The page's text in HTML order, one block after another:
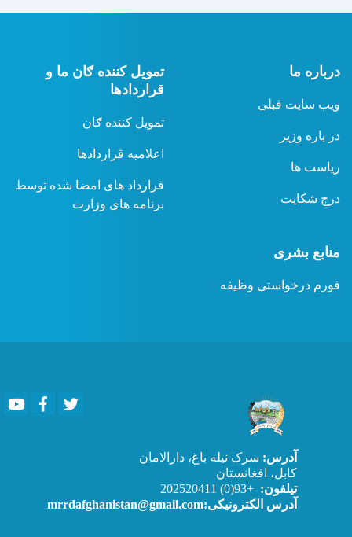
درباره ما
ویب سایت قبلی
در باره وزیر
ریاست ها
درج شکایت
تمویل کننده ګان ما و
قراردادها
تمویل کننده ګان
اعلامیه قراردادها
قرارداد های امضا شده توسط
برنامه های وزارت
منابع بشری
فورم درخواستی وظیفه
YoutubeFacebook
آدرس: سرک نیله باغ، دارالامان
کابل، افغانستان
تیلفون: +93(0) 202520411
آدرس الکترونیکی:mrrdafghanistan@gmail.com